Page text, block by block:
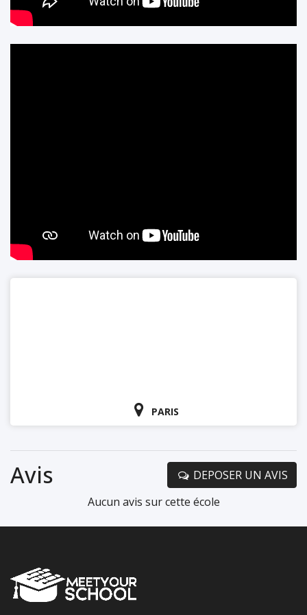
PARIS
Avis
DEPOSER UN AVIS
Aucun avis sur cette école